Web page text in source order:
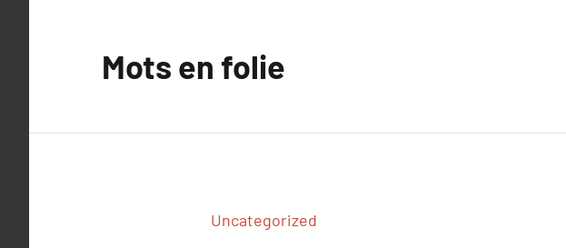
Mots en folie
Uncategorized